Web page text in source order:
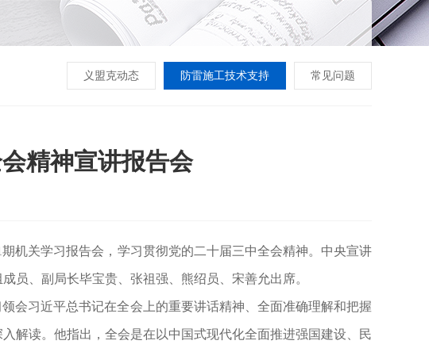
义盟克动态 防雷施工技术支持 常见问题
精神宣讲报告会
机关学习报告会 ， 学习贯彻党的二十届三中全会精神。 中央宣讲
成员、副局长毕宝贵、张祖强、熊绍员、宋善允出席。
会习近平总书记在全会上的重要讲话精神、全面准确理解和把握
入解读。 他指出 ， 全会是在以中国式现代化全面推进强国建设、民